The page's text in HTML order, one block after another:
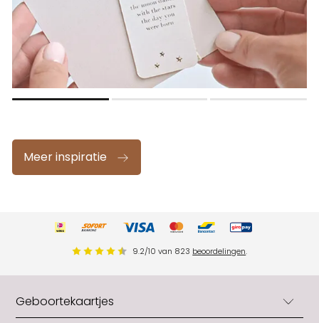
Meer inspiratie
9.2/10 van 823 beoordelingen.
Geboortekaartjes